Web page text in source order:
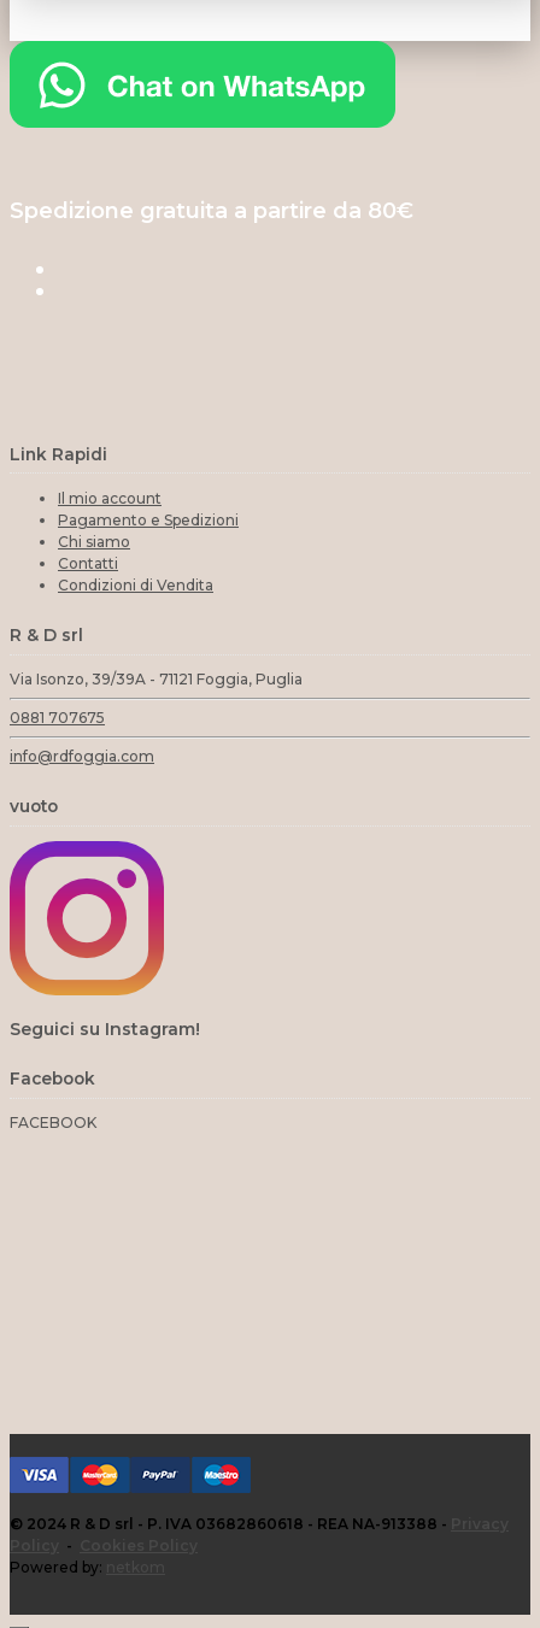
Spedizione gratuita a partire da 80€
Link Rapidi
Il mio account
Pagamento e Spedizioni
Chi siamo
Contatti
Condizioni di Vendita
R & D srl
Via Isonzo, 39/39A - 71121 Foggia, Puglia
0881 707675
info@rdfoggia.com
vuoto
Seguici su Instagram!
Facebook
FACEBOOK
© 2024 R & D srl - P. IVA 03682860618 - REA NA-913388 -
-
Powered by: